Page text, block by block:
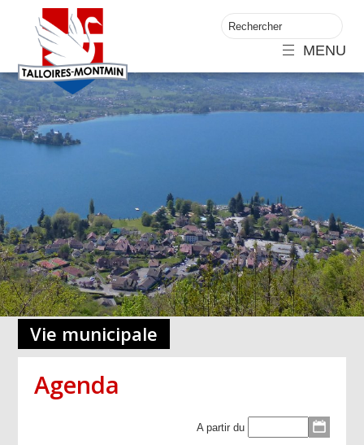
MENU
Vie municipale
Agenda
A partir du